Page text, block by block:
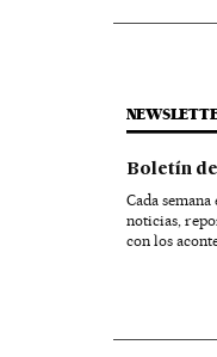
Boletín
Cada
noticias,
con los